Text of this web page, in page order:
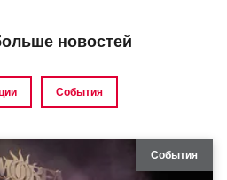
новостей
События
События